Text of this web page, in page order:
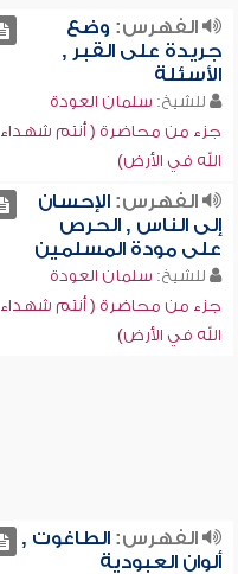
الفهرس: وضع
جريدة على القبر ,
الأسئلة
للشيخ: سلمان العودة
جزء من محاضرة ( أنتم شهداء
الله في الأرض)
الفهرس:الإحسان
إلى الناس , الحرص
على مودة المسلمين
للشيخ: سلمان العودة
جزء من محاضرة ( أنتم شهداء
الله في الأرض)
الفهرس:الطاغوت ,
ألوان العبودية